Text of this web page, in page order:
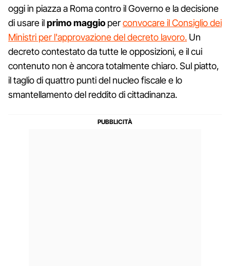
oggi in piazza a Roma contro il Governo e la decisione
di usare ilprimo maggio perconvocare il Consiglio dei
Ministri per l'approvazione del decreto lavoro. Un
decreto contestato da tutte le opposizioni, e il cui
contenuto non è ancora totalmente chiaro. Sul piatto,
il taglio di quattro punti del nucleo fiscale e lo
smantellamento del reddito di cittadinanza.